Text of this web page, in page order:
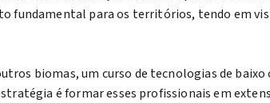
fundamental para os territórios, tendo em
biomas, um curso de tecnologias de
é formar esses profissionais em